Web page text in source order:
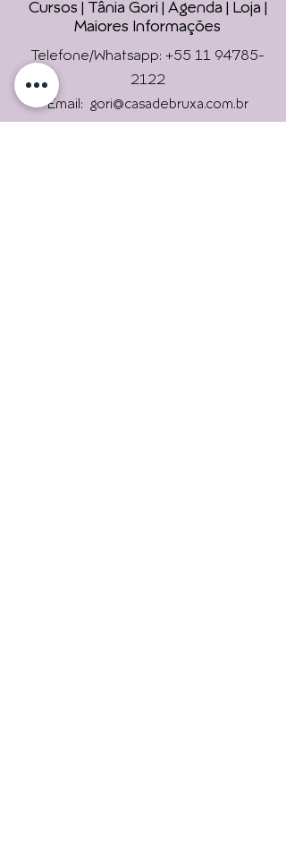
Faça seu Ritual
Online !
Cursos | Tânia Gori | Agenda | Loja |
Maiores Informações
Telefone/Whatsapp: +55 11 94785-
2122
Email: gori@casadebruxa.com.br